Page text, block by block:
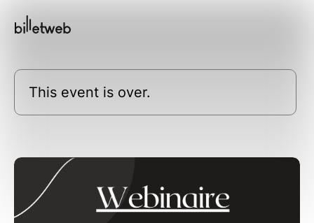
This event is over.